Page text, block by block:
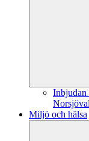
Inbjudan
Miljö och hälsa